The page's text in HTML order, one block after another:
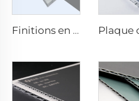
Finitions en pierre acp - 4 mm x 1 220 mm x 2 440 mm